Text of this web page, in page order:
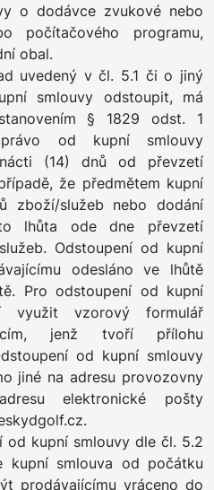
o dodávce zvukové nebo
počítačového programu,
obal.
uvedený v čl. 5.1 či o jiný
smlouvy odstoupit, má
§ 1829 odst. 1
právo od kupní smlouvy
(14) dnů od převzetí
že předmětem kupní
zboží/služeb nebo dodání
lhůta ode dne převzetí
Odstoupení od kupní
odesláno ve lhůtě
Pro odstoupení od kupní
využit vzorový formulář
jenž tvoří přílohu
od kupní smlouvy
jiné na adresu provozovny
elektronické pošty
od kupní smlouvy dle čl. 5.2
kupní smlouva od počátku
prodávajícímu vráceno do